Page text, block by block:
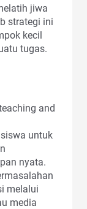
jiwa
strategi ini
kecil
tugas.
and
untuk
nyata.
melalui
media